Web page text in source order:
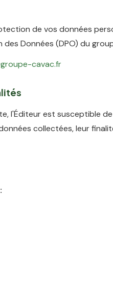
de vos données
Données (DPO) du
cavac.fr
l'Éditeur est susceptible
collectées, leur